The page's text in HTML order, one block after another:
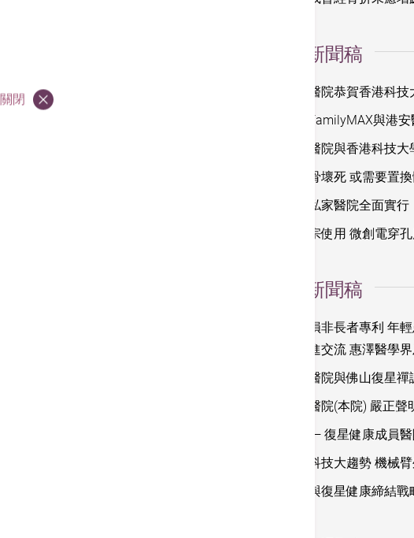
新聞稿
香港港安醫院恭賀香港科
中銀香港FamilyMAX與港
香港港安醫院與香港科技
酗酒可致骨壞死 或需要置
全港首間私家醫院全面實
本港首兩宗使用 微創電穿
新聞稿
膝關節受損非長者專利 年
展中心促進交流 惠澤醫學
香港港安醫院與佛山復星
香港港安醫院(本院) 嚴正聲
港安醫療 — 復星健康成員
迎合醫療科技大趨勢 機械
港安醫療與復星健康締結戰
關閉